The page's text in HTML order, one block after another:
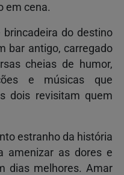
em cena.
brincadeira do destino
bar antigo, carregado
cheias de humor,
e músicas que
dois revisitam quem
estranho da história
amenizar as dores e
dias melhores. Amar